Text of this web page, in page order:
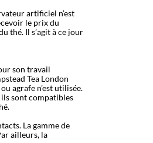
artificiel n’est
le prix du
thé. Il s’agit à ce jour
son travail
Tea London
agrafe n’est utilisée.
ils sont compatibles
La gamme de
ailleurs, la